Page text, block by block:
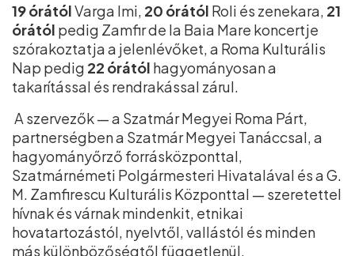
19 órátólVarga Imi, 20 órától Roli és zenekara, 21
órától pedig Zamfir de la Baia Mare koncertje
szórakoztatja a jelenlévőket, a Roma Kulturális
Nap pedig 22 órától hagyományosan a
takarítással és rendrakással zárul.
A szervezők — a Szatmár Megyei Roma Párt,
partnerségben a Szatmár Megyei Tanáccsal, a
hagyományőrző forrásközponttal,
Szatmárnémeti Polgármesteri Hivatalával és a G.
M. Zamfirescu Kulturális Központtal — szeretettel
hívnak és várnak mindenkit, etnikai
hovatartozástól, nyelvtől, vallástól és minden
más különbözőségtől függetlenül.